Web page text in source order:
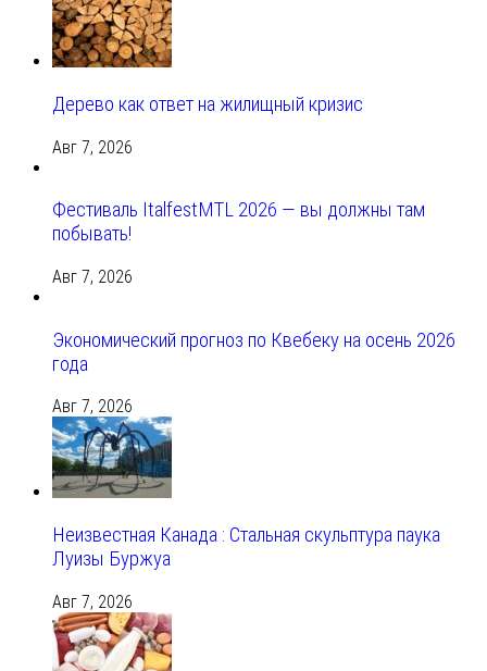
Дерево как ответ на жилищный кризис
Авг 7, 2026
Фестиваль ItalfestMTL 2026 — вы должны там
побывать!
Авг 7, 2026
Экономический прогноз по Квебеку на осень 2026
года
Авг 7, 2026
Неизвестная Канада : Стальная скульптура паука
Луизы Буржуа
Авг 7, 2026